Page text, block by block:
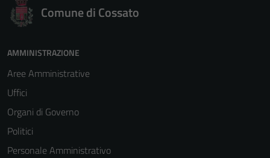
Comune di Cossato
AMMINISTRAZIONE
Aree Amministrative
Uffici
Organi di Governo
Politici
Personale Amministrativo